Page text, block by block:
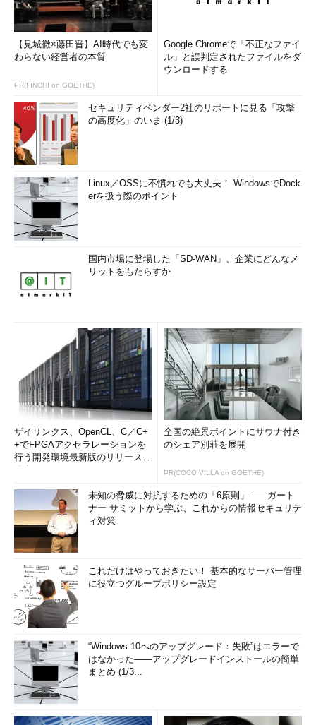
【見城徹×藤田晋】AI時代でも変
わらない経営者の本質
PR(FINCHI on GOETHE)
Google Chromeで「不正なファイ
ル」と誤判定されたファイルをダ
ウンロードする
セキュリティベンダー2社のリポートに見る「攻撃
の高度化」のいま (1/3)
Linux／OSSに不慣れでも大丈夫！ WindowsでDock
erを扱う際のポイント
国内市場に登場した「SD-WAN」、企業にどんなメ
リットをもたらすか
ザイリンクス、OpenCL、C／C+
+でFPGAアクセラレーションを
行う開発環境最新版のリリースを
全国の絶景ポイントにサウナ付き
のシェア別荘を展開
PR(COCO VILLA on GOETHE)
未知の脅威に対抗するための「6原則」――ガート
ナー サミットから学ぶ、これからの情報セキュリテ
ィ対策
これだけはやっておきたい！ 基本的なサーバー管理
に役立つグループポリシー設定
“Windows 10へのアップグレード：失敗”はエラーで
はなかった――アップグレードインストールの簡単
まとめ (1/3...